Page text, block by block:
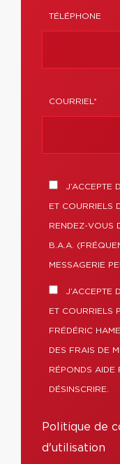
TÉLÉPHONE
COURRIEL*
J’ACCEPTE
ET COURRIELS
RENDEZ-VOUS
B.A.A.
MESSAGERIE
J’ACCEPTE
ET COURRIELS
FRÉDÉRIC
DES FRAIS DE
RÉPONDS AIDE
DÉSINSCRIRE.
Politique de
d'utilisation